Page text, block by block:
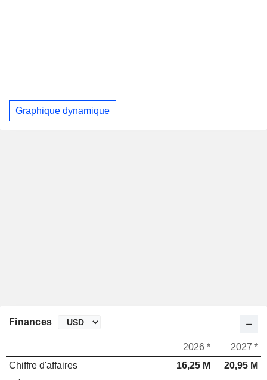
Graphique dynamique
Finances
2026 *
2027 *
Chiffre d'affaires
16,25 M
20,95 M